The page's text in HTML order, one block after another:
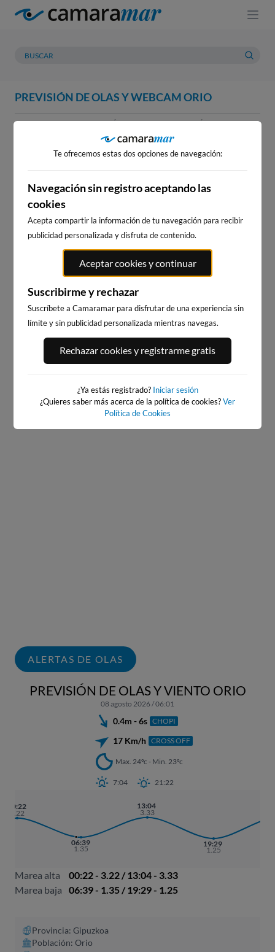
PREVISIÓN DE OLAS Y WEBCAM ORIO
WEBCAM PREVISIÓN METEOROLOGÍA MAREAS
WEBCAM ORIO
ZARAUTZ
3km · Zarautz
CHOPI
GETARIA
0.0 m
ALERTAS DE OLAS
PREVISIÓN DE OLAS Y VIENTO ORIO
08 agosto 2026 / 06:01
0.4m - 6s CHOPI
17 Km/h CROSS OFF
Max. 24ºc - Min. 23ºc
7:04 21:22
00:22
3.22
06:39
1.35
13:04
3.33
19:29
1.25
Marea alta
00:22 - 3.22 / 13:04 - 3.33
Marea baja
06:39 - 1.35 / 19:29 - 1.25
Provincia: Gipuzkoa
Población: Orio
Te ofrecemos estas dos opciones de navegación:
Navegación sin registro aceptando las
cookies
Acepta compartir la información de tu navegación para recibir
publicidad personalizada y disfruta de contenido.
Aceptar cookies y continuar
Suscribirme y rechazar
Suscríbete a Camaramar para disfrutar de una experiencia sin
límite y sin publicidad personalizada mientras navegas.
Rechazar cookies y registrarme gratis
¿Ya estás registrado? Iniciar sesión
¿Quieres saber más acerca de la política de cookies?Ver
Política de Cookies